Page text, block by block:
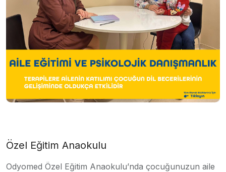
Özel Eğitim Anaokulu
Odyomed Özel Eğitim Anaokulu’nda çocuğunuzun aile